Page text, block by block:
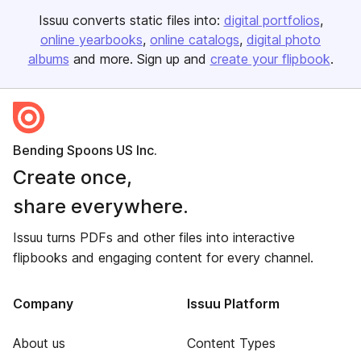
Issuu converts static files into: digital portfolios
online yearbooks online catalogs digital photo
albums and more. Sign up and create your flipbook.
Bending Spoons US Inc.
Create once,
share everywhere.
Issuu turns PDFs and other files into interactive
flipbooks and engaging content for every channel.
Company
About us
Issuu Platform
Content Types